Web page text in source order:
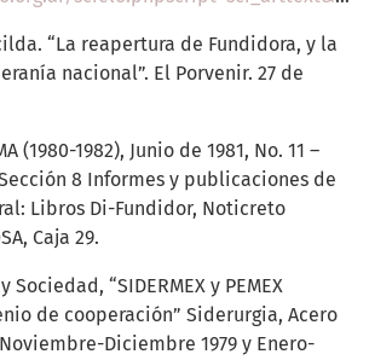
“La reapertura de Fundidora, y la
nacional”. El Porvenir. 27 de
(1980-1982), Junio de 1981, No. 11 –
Sección 8 Informes y publicaciones de
Libros Di-Fundidor, Noticreto
Caja 29.
“SIDERMEX y PEMEX
de cooperación” Siderurgia, Acero
Diciembre 1979 y Enero-